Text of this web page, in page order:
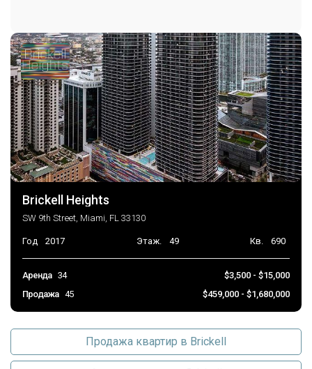
Консьерж на парковке
Brickell Heights
SW 9th Street, Miami, FL 33130
Год 2017 Этаж. 49 Кв. 690
Аренда 34
$3,500 - $15,000
Продажа 45 $459,000 - $1,680,000
Продажа квартир в Brickell